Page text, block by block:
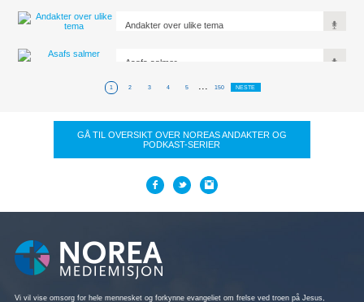
Andakter over ulike tema
Asafs salmer
1 2 3 4 5 150 NESTE
GÅ TIL OVERSIKT OVER NOREAS ANDAKTER OG
PODKAST-SERIER
Vi vil vise omsorg for hele mennesket og forkynne evangeliet om frelse ved troen på Jesus,